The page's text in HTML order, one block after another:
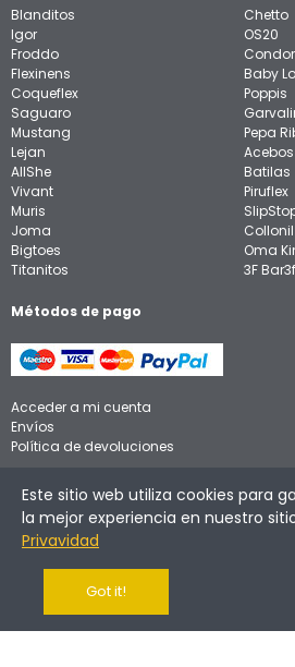
Blanditos
Igor
Froddo
Flexinens
Coqueflex
Saguaro
Mustang
Lejan
AllShe
Vivant
Muris
Joma
Bigtoes
Titanitos
Chetto
OS20
Condor
Baby
Poppis
Pepa
Acebos
Batilas
Piruflex
Collonil
Oma
3F
Métodos de pago
Acceder a mi cuenta
Envíos
Política de devoluciones
Aviso legal
Política de privacidad
Política de cookies
© 2026
Este sitio web utiliza cookies para
la mejor experiencia en nuestro
Privavidad
Got it!